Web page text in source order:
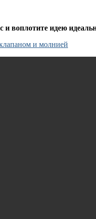
и воплотите идею